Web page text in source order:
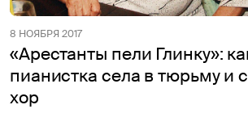
8 НОЯБРЯ 2017
«Арестанты пели Глинку»:
пианистка села в тюрьму и
хор